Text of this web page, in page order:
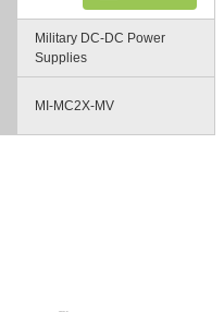
Military DC-DC Power
Supplies
MI-MC2X-MV